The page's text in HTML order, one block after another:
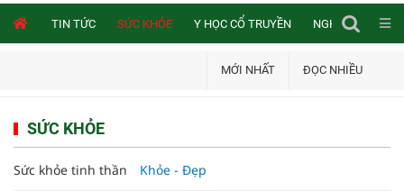
TIN TỨC SỨC KHỎE Y HỌC CỔ TRUYỀN NGHIÊN CỨU
MỚI NHẤT ĐỌC NHIỀU
SỨC KHỎE
Sức khỏe tinh thần Khỏe - Đẹp